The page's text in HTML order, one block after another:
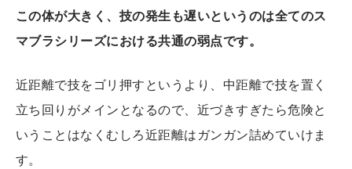
この体が大きく、技の発生も遅いというのは全てのス
マブラシリーズにおける共通の弱点です。
近距離で技をゴリ押すというより、中距離で技を置く
立ち回りがメインとなるので、近づきすぎたら危険と
いうことはなくむしろ近距離はガンガン詰めていけま
す。